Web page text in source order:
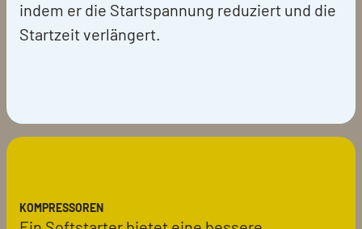
indem er die Startspannung reduziert und die
Startzeit verlängert.
KOMPRESSOREN